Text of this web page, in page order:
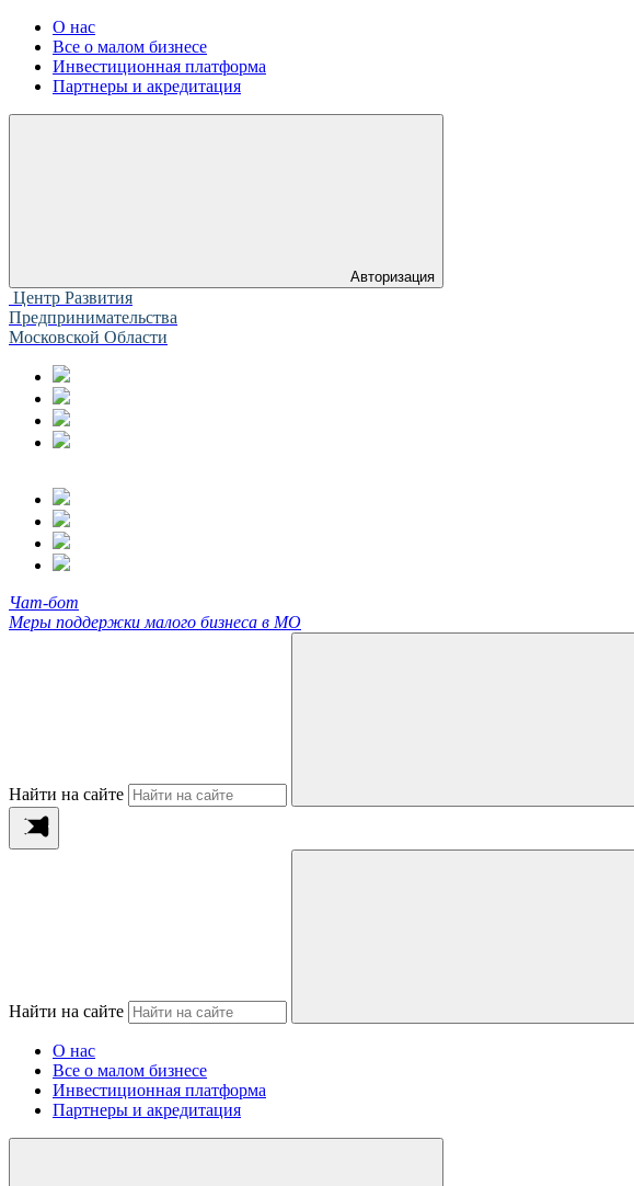
О нас
Все о малом бизнесе
Инвестиционная платформа
Партнеры и акредитация
Авторизация
Центр Развития
Предпринимательства
Московской Области
Чат-бот
Меры поддержки малого бизнеса в МО
Найти на сайте
Найти на сайте
О нас
Все о малом бизнесе
Инвестиционная платформа
Партнеры и акредитация